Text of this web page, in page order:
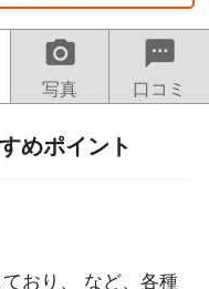
camera_alt
写真
sms
口コミ
めポイント
おり、 など、各種